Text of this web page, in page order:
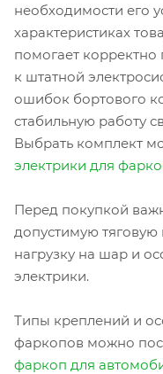
необходимости его
характеристиках
помогает
к штатной
ошибок бортового
стабильную работу
Выбрать комплект
электрики для
Перед покупкой
допустимую тяговую
нагрузку на шар и
электрики.
Типы креплений и
фаркопов можно
фаркоп для